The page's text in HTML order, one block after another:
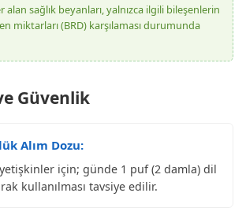
alan sağlık beyanları, yalnızca ilgili bileşenlerin
miktarları (BRD) karşılaması durumunda
Güvenlik
Alım Dozu:
için; günde 1 puf (2 damla) dil
kullanılması tavsiye edilir.